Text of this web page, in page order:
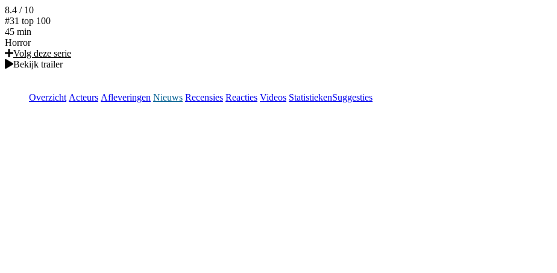
8.4 / 10
#31 top 100
45 min
Horror
Volg deze serie
Bekijk trailer
Overzicht Acteurs Afleveringen Nieuws Recensies Reacties Videos StatistiekenSuggesties